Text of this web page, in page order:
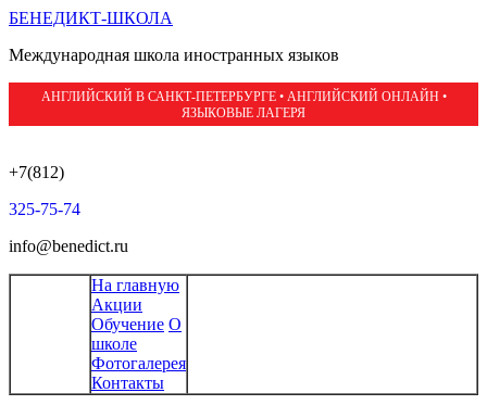
БЕНЕДИКТ-ШКОЛА
Международная школа иностранных языков
АНГЛИЙСКИЙ В САНКТ-ПЕТЕРБУРГЕ • АНГЛИЙСКИЙ ОНЛАЙН •
ЯЗЫКОВЫЕ ЛАГЕРЯ
+7(812)
325-75-74
info@benedict.ru
На главную
Акции
Обучение О
школе
Фотогалерея
Контакты